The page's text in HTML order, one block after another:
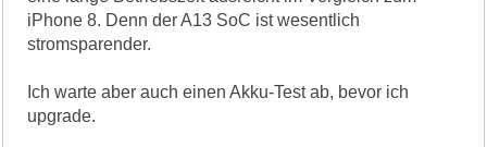
iPhone 8. Denn der A13 SoC ist wesentlich
stromsparender.
Ich warte aber auch einen Akku-Test ab, bevor ich
upgrade.